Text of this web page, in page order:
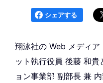
シェアする
翔泳社の Web メディ
ット執行役員 後藤 和
ョン事業部 副部長 兼